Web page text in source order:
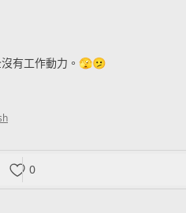
有工作動力。🫣🫤
0